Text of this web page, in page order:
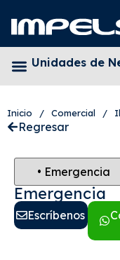
Unidades de
Inicio / Comercial /
Regresar
Emergencia
Escríbenos